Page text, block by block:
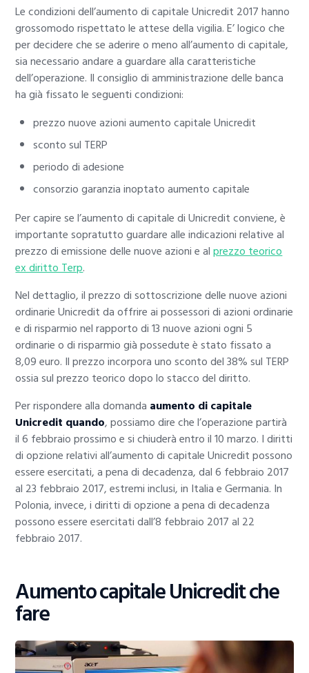
Le condizioni dell’aumento di capitale Unicredit 2017 hanno
grossomodo rispettato le attese della vigilia. E’ logico che
per decidere che se aderire o meno all’aumento di capitale,
sia necessario andare a guardare alla caratteristiche
dell’operazione. Il consiglio di amministrazione delle banca
ha già fissato le seguenti condizioni:
prezzo nuove azioni aumento capitale Unicredit
sconto sul TERP
periodo di adesione
consorzio garanzia inoptato aumento capitale
Per capire se l’aumento di capitale di Unicredit conviene, è
importante sopratutto guardare alle indicazioni relative al
prezzo di emissione delle nuove azioni e alprezzo teorico
ex diritto Terp.
Nel dettaglio, il prezzo di sottoscrizione delle nuove azioni
ordinarie Unicredit da offrire ai possessori di azioni ordinarie
e di risparmio nel rapporto di 13 nuove azioni ogni 5
ordinarie o di risparmio già possedute è stato fissato a
8,09 euro. Il prezzo incorpora uno sconto del 38% sul TERP
ossia sul prezzo teorico dopo lo stacco del diritto.
Per rispondere alla domanda aumento di capitale
Unicredit quando, possiamo dire che l’operazione partirà
il 6 febbraio prossimo e si chiuderà entro il 10 marzo. I diritti
di opzione relativi all’aumento di capitale Unicredit possono
essere esercitati, a pena di decadenza, dal 6 febbraio 2017
al 23 febbraio 2017, estremi inclusi, in Italia e Germania. In
Polonia, invece, i diritti di opzione a pena di decadenza
possono essere esercitati dall’8 febbraio 2017 al 22
febbraio 2017.
Aumento capitale Unicredit che
fare